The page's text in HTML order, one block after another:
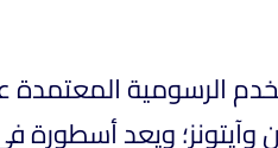
الرسومية المعتمدة
وآيتونز؛ ويعد